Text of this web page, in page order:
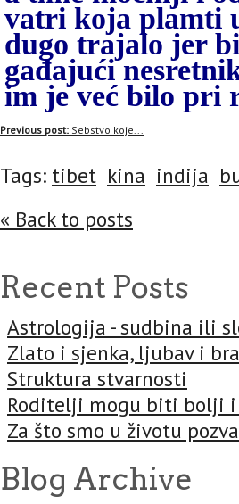
vatri koja plamti
dugo trajalo jer
gađajući
im je već bilo pri
Previous post: Sebstvo koje...
Tags: tibet kina indija
« Back to posts
Recent Posts
Astrologija - sudbina ili
Zlato i sjenka, ljubav i
Struktura stvarnosti
Roditelji mogu biti bolji
Za što smo u životu
Blog Archive